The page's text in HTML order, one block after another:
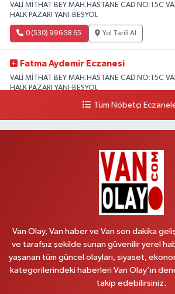
VALİ MİTHAT BEY MAH.HASTANE CAD.NO:15C
HALK PAZARI YANI-BEŞYOL
0 (530) 996 58 65 Yol Tarifi Al
Fatma Aydemir Eczanesi
VALİ MİTHAT BEY MAH.HASTANE CAD.NO:15C
HALK PAZARI YANI-BEŞYOL
Yol Tarifi Al
CUMHURİYET MAH.ZÜBEYDE HANIM CAD.DIŞ
Yol Tarifi Al
Hekimoğlu Eczanesi
0 (541) 147 65 65 Yol Tarifi Al
Koç Eczanesi
CUMHURİYET MAH.KONAK SK.NO:6
Tüm Nöbetçi
Van Olay, Van haber ve Van son dakika
ve tarafsız şekilde sunan güvenilir yerel
yaşanan tüm güncel olayları, siyaset,
kategorilerindeki haberleri Van Olay’ın
takip edebilirsiniz.